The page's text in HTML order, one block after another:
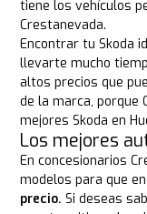
tiene los vehículos
Crestanevada.
Encontrar tu Skoda
llevarte mucho
altos precios que
de la marca, porque
mejores Skoda en
Los mejores
En concesionarios
modelos para que
precio. Si deseas